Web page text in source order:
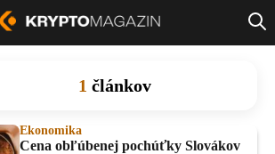
1 článkov
Ekonomika
Cena obľúbenej pochúťky Slovákov